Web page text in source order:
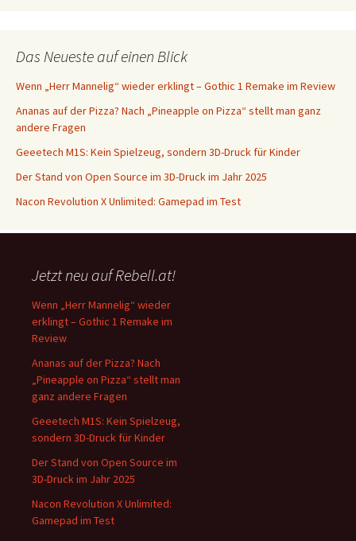
Das Neueste auf einen Blick
Wenn „Herr Mannelig“ wieder erklingt – Gothic 1 Remake im Review
Ananas auf der Pizza? Nach „Pineapple on Pizza“ stellt man ganz
andere Fragen
Geeetech M1S: Kein Spielzeug, sondern 3D-Druck für Kinder
Der Stand von Open Source im 3D-Druck im Jahr 2025
Nacon Revolution X Unlimited: Gamepad im Test
Jetzt neu auf Rebell.at!
Wenn „Herr Mannelig“ wieder
erklingt – Gothic 1 Remake im
Review
Ananas auf der Pizza? Nach
„Pineapple on Pizza“ stellt man
ganz andere Fragen
Geeetech M1S: Kein Spielzeug,
sondern 3D-Druck für Kinder
Der Stand von Open Source im
3D-Druck im Jahr 2025
Nacon Revolution X Unlimited:
Gamepad im Test